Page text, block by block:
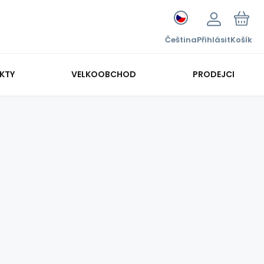
ČeštinaPřihlásitKošík
VELKOOBCHOD PRODEJCI